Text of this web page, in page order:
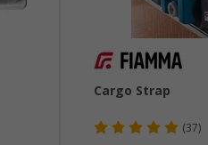
Cargo Strap
(37)